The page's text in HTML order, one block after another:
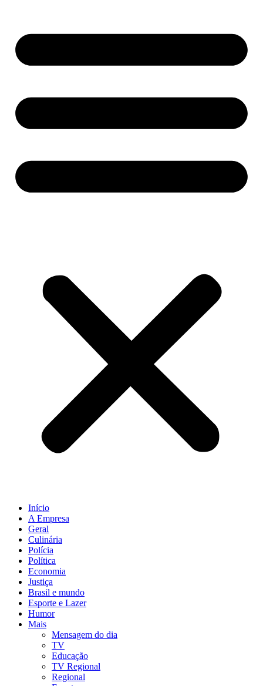
Início
A Empresa
Geral
Culinária
Polícia
Política
Economia
Justiça
Brasil e mundo
Esporte e Lazer
Humor
Mais
Mensagem do dia
TV
Educação
TV Regional
Regional